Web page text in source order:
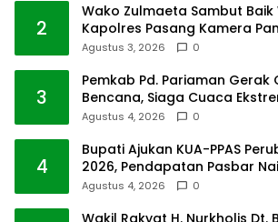
2
Wako Zulmaeta Sambut
Kapolres Pasang Kamera
Agustus 3, 2026 0
3
Pemkab Pd. Pariaman
Bencana, Siaga Cuaca
Agustus 4, 2026 0
4
Bupati Ajukan KUA-PPAS
2026, Pendapatan Pasbar
Agustus 4, 2026 0
Wakil Rakyat H. Nurkholis Dt.